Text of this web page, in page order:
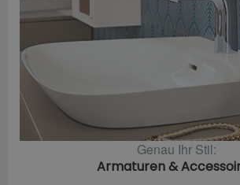
Genau Ihr Stil:
Armaturen &